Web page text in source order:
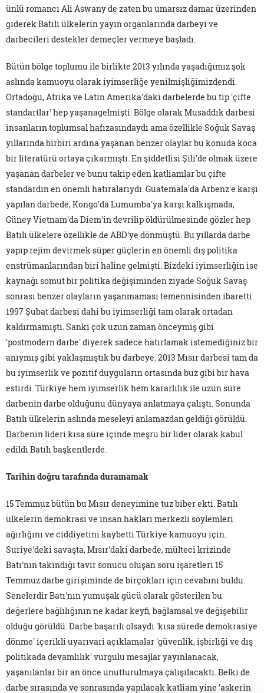
ünlü romancı Ali Aswany de zaten bu umarsız damar üzerinden
giderek Batılı ülkelerin yayın organlarında darbeyi ve
darbecileri destekler demeçler vermeye başladı.
Bütün bölge toplumu ile birlikte 2013 yılında yaşadığımız şok
aslında kamuoyu olarak iyimserliğe yenilmişliğimizdendi.
Ortadoğu, Afrika ve Latin Amerika'daki darbelerde bu tip 'çifte
standartlar' hep yaşanagelmişti. Bölge olarak Musaddık darbesi
insanların toplumsal hafızasındaydı ama özellikle Soğuk Savaş
yıllarında birbiri ardına yaşanan benzer olaylar bu konuda koca
bir literatürü ortaya çıkarmıştı. En şiddetlisi Şili'de olmak üzere
yaşanan darbeler ve bunu takip eden katliamlar bu çifte
standardın en önemli hatıralarıydı. Guatemala'da Arbenz'e karşı
yapılan darbede, Kongo'da Lumumba'ya karşı kalkışmada,
Güney Vietnam'da Diem'in devrilip öldürülmesinde gözler hep
Batılı ülkelere özellikle de ABD'ye dönmüştü. Bu yıllarda darbe
yapıp rejim devirmek süper güçlerin en önemli dış politika
enstrümanlarından biri haline gelmişti. Bizdeki iyimserliğin ise
kaynağı somut bir politika değişiminden ziyade Soğuk Savaş
sonrası benzer olayların yaşanmaması temennisinden ibaretti.
1997 Şubat darbesi dahi bu iyimserliği tam olarak ortadan
kaldırmamıştı. Sanki çok uzun zaman önceymiş gibi
'postmodern darbe' diyerek sadece hatırlamak istemediğiniz bir
anıymış gibi yaklaşmıştık bu darbeye. 2013 Mısır darbesi tam da
bu iyimserlik ve pozitif duyguların ortasında buz gibi bir hava
estirdi. Türkiye hem iyimserlik hem kararlılık ile uzun süre
darbenin darbe olduğunu dünyaya anlatmaya çalıştı. Sonunda
Batılı ülkelerin aslında meseleyi anlamazdan geldiği görüldü.
Darbenin lideri kısa süre içinde meşru bir lider olarak kabul
edildi Batılı başkentlerde.
Tarihin doğru tarafında duramamak
15 Temmuz bütün bu Mısır deneyimine tuz biber ekti. Batılı
ülkelerin demokrasi ve insan hakları merkezli söylemleri
ağırlığını ve ciddiyetini kaybetti Türkiye kamuoyu için.
Suriye'deki savaşta, Mısır'daki darbede, mülteci krizinde
Batı'nın takındığı tavır sonucu oluşan soru işaretleri 15
Temmuz darbe girişiminde de birçokları için cevabını buldu.
Senelerdir Batı'nın yumuşak gücü olarak gösterilen bu
değerlere bağlılığının ne kadar keyfi, bağlamsal ve değişebilir
olduğu görüldü. Darbe başarılı olsaydı 'kısa sürede demokrasiye
dönme' içerikli uyarıvari açıklamalar 'güvenlik, işbirliği ve dış
politikada devamlılık' vurgulu mesajlar yayınlanacak,
yaşanılanlar bir an önce unutturulmaya çalışılacaktı. Belki de
darbe sırasında ve sonrasında yapılacak katliam yine 'askerin